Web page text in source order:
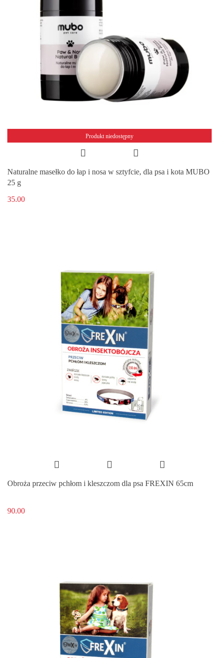
Produkt niedostępny
Naturalne masełko do łap i nosa w sztyfcie, dla psa i kota MUBO
25 g
35.00
Obroża przeciw pchłom i kleszczom dla psa FREXIN 65cm
90.00